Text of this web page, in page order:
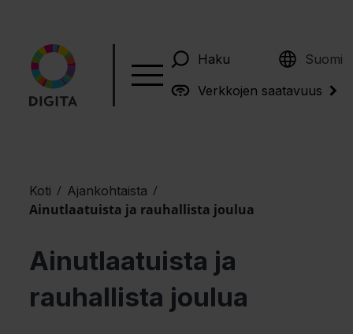
Haku Suomi
English
Verkkojen saatavuus
Koti / Ajankohtaista /
Ainutlaatuista ja rauhallista joulua
Ainutlaatuista ja
rauhallista joulua